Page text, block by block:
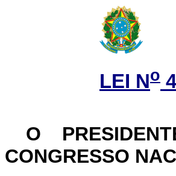
LEI No
O
CONGRESSO